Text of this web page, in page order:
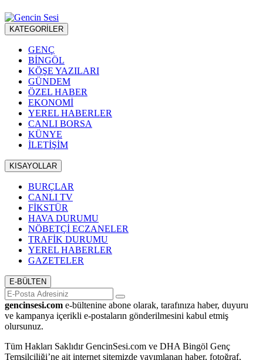
KATEGORİLER
GENÇ
BİNGÖL
KÖŞE YAZILARI
GÜNDEM
ÖZEL HABER
EKONOMİ
YEREL HABERLER
CANLI BORSA
KÜNYE
İLETİŞİM
KISAYOLLAR
BURÇLAR
CANLI TV
FİKSTÜR
HAVA DURUMU
NÖBETÇİ ECZANELER
TRAFİK DURUMU
YEREL HABERLER
GAZETELER
E-BÜLTEN
gencinsesi.com e-bültenine abone olarak, tarafınıza haber, duyuru
ve kampanya içerikli e-postaların gönderilmesini kabul etmiş
olursunuz.
Tüm Hakları Saklıdır GencinSesi.com ve DHA Bingöl Genç
Temsilciliği’ne ait internet sitemizde yayımlanan haber, fotoğraf,